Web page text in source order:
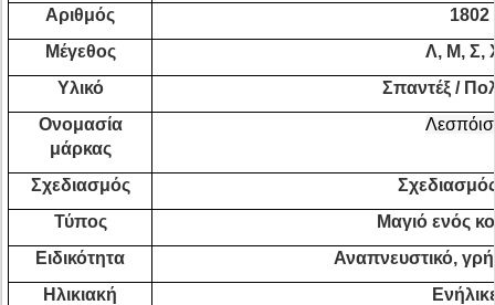
Αριθμός
1802
Μέγεθος
Λ, Μ, Σ,
Υλικό
Σπαντέξ /
Ονομασία
μάρκας
Σχεδιασμός
Τύπος
Μαγιό ενός
Ειδικότητα
Αναπνευστικό,
Ηλικιακή